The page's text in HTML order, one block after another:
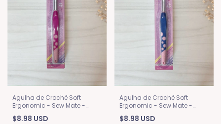
Agulha de Crochê Soft
Ergonomic - Sew Mate -
$8.98 USD
Agulha de Crochê Soft
Ergonomic - Sew Mate -
$8.98 USD